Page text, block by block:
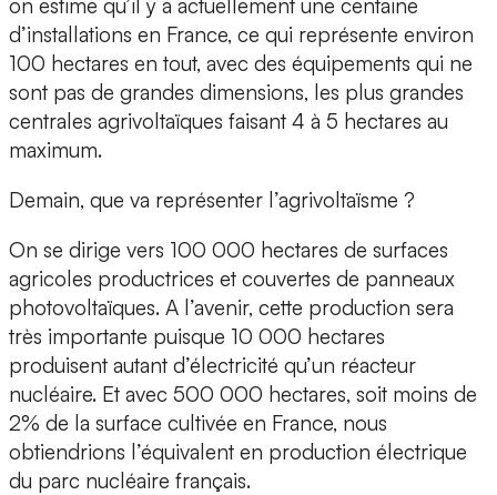
on estime qu’il y a actuellement une centaine
d’installations en France, ce qui représente environ
100 hectares en tout, avec des équipements qui ne
sont pas de grandes dimensions, les plus grandes
centrales agrivoltaïques faisant 4 à 5 hectares au
maximum.
Demain, que va représenter l’agrivoltaïsme ?
On se dirige vers 100 000 hectares de surfaces
agricoles productrices et couvertes de panneaux
photovoltaïques. A l’avenir, cette production sera
très importante puisque 10 000 hectares
produisent autant d’électricité qu’un réacteur
nucléaire. Et avec 500 000 hectares, soit moins de
2% de la surface cultivée en France, nous
obtiendrions l’équivalent en production électrique
du parc nucléaire français.